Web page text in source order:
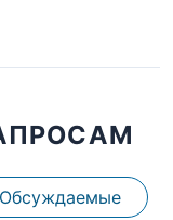
Обсуждаемые